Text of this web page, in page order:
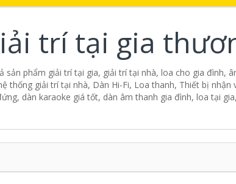
trí tại gia
sản phẩm giải trí tại gia, giải trí tại nhà, loa cho gia đình,
thống giải trí tại nhà, Dàn Hi-Fi, Loa thanh, Thiết bị nhận
dàn karaoke giá tốt, dàn âm thanh gia đình, loa tại gia,